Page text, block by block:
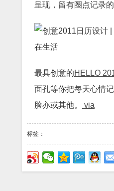
呈现，留有圈点记录的
最具创意的HELLO
面孔等你把每天心情
脸亦或其他。
via
标签：